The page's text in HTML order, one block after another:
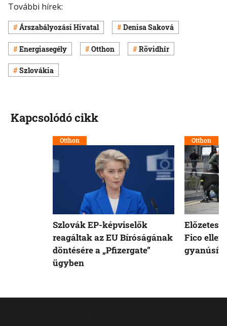
További hírek:
Árszabályozási Hivatal Denisa Saková
Energiasegély Otthon Rövidhír
Szlovákia
Kapcsolódó cikk
Otthon
Szlovák EP-képviselők
reagáltak az EU Bíróságának
döntésére a „Pfizergate”
ügyben
Otthon
Fico